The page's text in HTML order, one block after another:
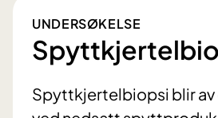
UNDERSØKELSE
Spyttkjertelbiopsi blir